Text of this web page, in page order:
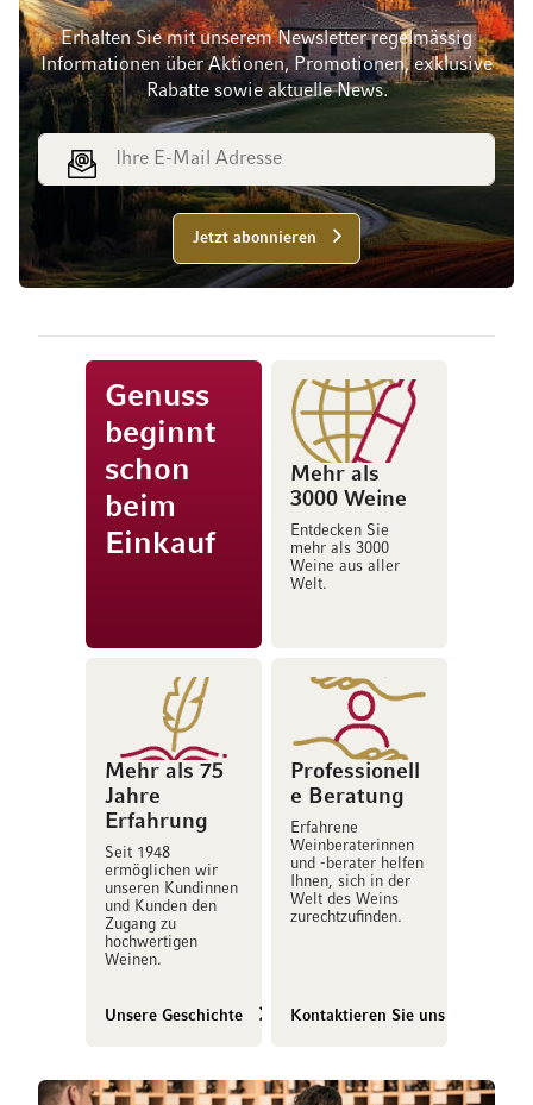
Erhalten Sie mit unserem Newsletter regelmässig
Informationen über Aktionen, Promotionen, exklusive
Rabatte sowie aktuelle News.
E-Mail Adresse
Jetzt abonnieren
Genuss
beginnt
schon
beim
Einkauf
Mehr als
3000 Weine
Entdecken Sie
mehr als 3000
Weine aus aller
Welt.
Mehr als 75
Jahre
Erfahrung
Seit 1948
ermöglichen wir
unseren Kundinnen
und Kunden den
Zugang zu
hochwertigen
Weinen.
Unsere Geschichte
Professionell
e Beratung
Erfahrene
Weinberaterinnen
und -berater helfen
Ihnen, sich in der
Welt des Weins
zurechtzufinden.
Kontaktieren Sie uns